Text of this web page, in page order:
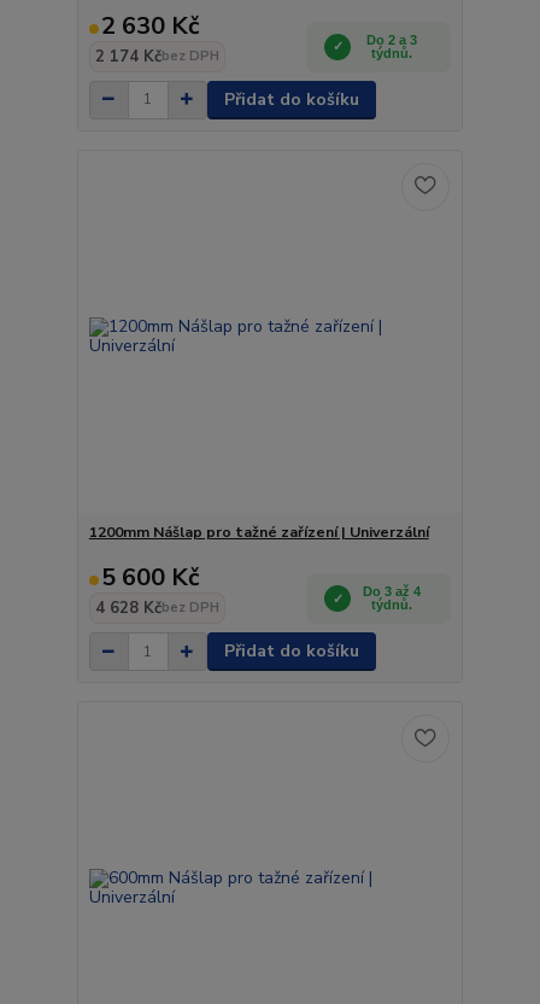
2 630 Kč
2 174 Kčbez DPH
Do 2 a 3
týdnů.
Přidat do košíku
1200mm Nášlap pro tažné zařízení | Univerzální
5 600 Kč
4 628 Kčbez DPH
Do 3 až 4
týdnů.
Přidat do košíku